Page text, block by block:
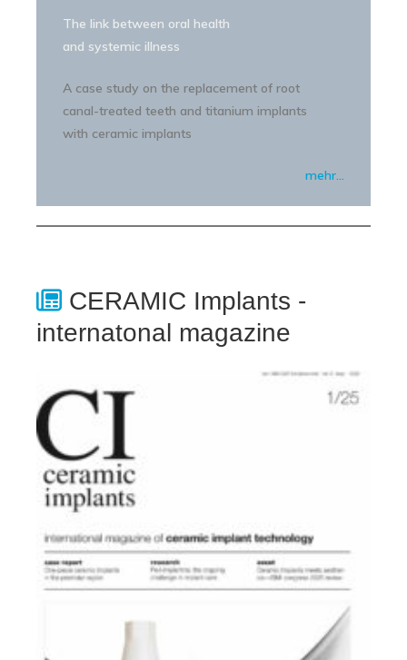
The link between oral health
and systemic illness
A case study on the replacement of root
canal-treated teeth and titanium implants
with ceramic implants
mehr…
CERAMIC Implants -
internatonal magazine